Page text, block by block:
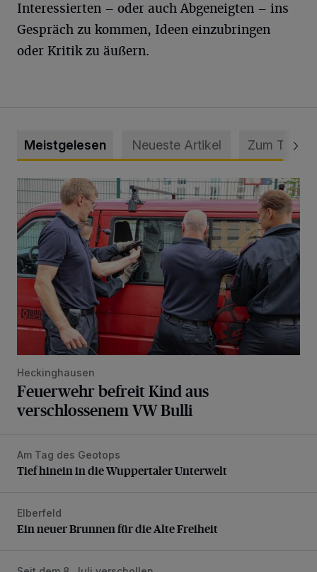
Interessierten – oder auch Abgeneigten – ins
Gespräch zu kommen, Ideen einzubringen
oder Kritik zu äußern.
Meistgelesen Neueste Artikel Zum Thema
Feuerwehr befreit Kind aus verschlossenem VW Bulli
Heckinghausen
Feuerwehr befreit Kind aus
verschlossenem VW Bulli
Tief hinein in die Wuppertaler Unterwelt
Am Tag des Geotops
Tief hinein in die Wuppertaler Unterwelt
Ein neuer Brunnen für die Alte Freiheit
Elberfeld
Ein neuer Brunnen für die Alte Freiheit